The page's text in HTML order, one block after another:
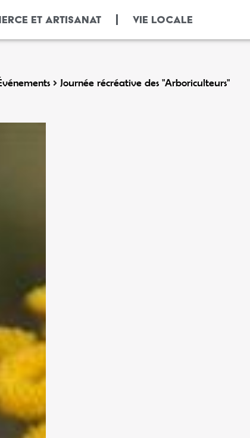
ET ARTISANAT VIE LOCALE
Journée récréative des "Arboriculteurs"